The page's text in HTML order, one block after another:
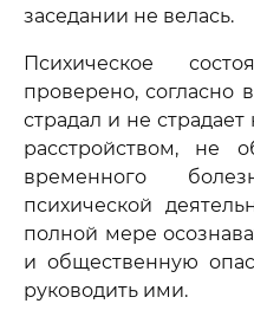
заседании не велась.
Психическое
проверено, согласно
страдал и не
расстройством, не
временного
психической
полной мере
и общественную
руководить ими.